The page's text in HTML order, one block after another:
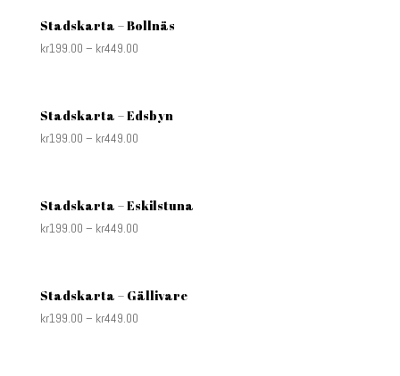
Stadskarta – Bollnäs
kr199.00 – kr449.00
Stadskarta – Edsbyn
kr199.00 – kr449.00
Stadskarta – Eskilstuna
kr199.00 – kr449.00
Stadskarta – Gällivare
kr199.00 – kr449.00